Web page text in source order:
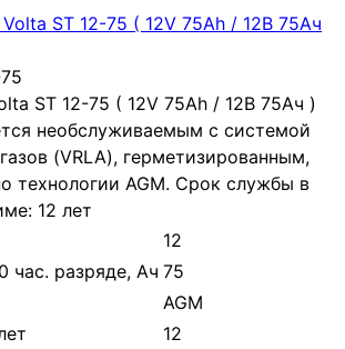
ST 12-75 ( 12V 75Ah / 12В 75Ач )
необслуживаемым с системой
(VRLA), герметизированным,
технологии AGM. Срок службы в
12 лет
12
час. разряде, Ач 75
AGM
12